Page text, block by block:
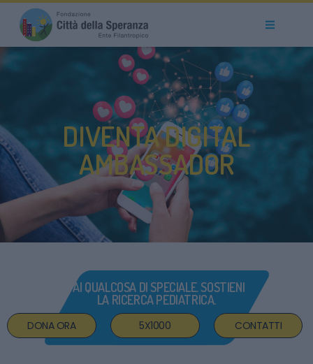
DIVENTA DIGITAL
AMBASSADOR
FAI QUALCOSA DI SPECIALE. SOSTIENI
LA RICERCA PEDIATRICA.
DONA ORA 5X1000 CONTATTI